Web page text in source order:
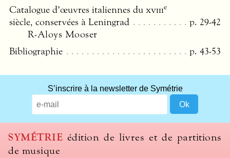
Catalogue d’œuvres italiennes du xviiie
siècle, conservées à Leningrad
p. 29-42
R-Aloys Mooser
Bibliographie
p. 43-53
S’inscrire à la newsletter de Symétrie
SYMÉTRIE édition de livres et de partitions
de musique